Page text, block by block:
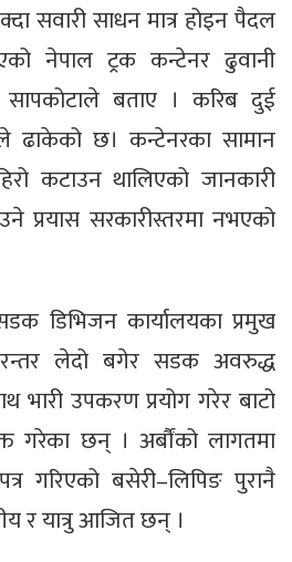
सवारी साधन मात्र होइन पैदल
नेपाल ट्रक कन्टेनर ढुवानी
बताए । करिब दुई
ढाकेको छ। कन्टेनरका सामान
कटाउन थालिएको जानकारी
प्रयास सरकारीस्तरमा नभएको
डिभिजन कार्यालयका प्रमुख
लेदो बगेर सडक अवरुद्ध
भारी उपकरण प्रयोग गरेर बाटो
गरेका छन् । अर्बौंको लागतमा
गरिएको बसेरी–लिपिङ पुरानै
र यात्रु आजित छन् ।